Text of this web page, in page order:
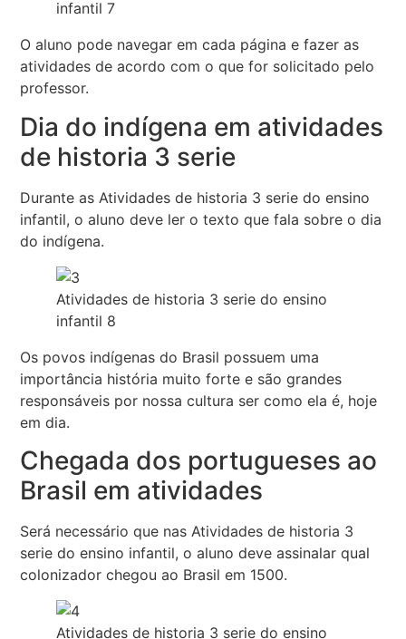
infantil 7
O aluno pode navegar em cada página e fazer as
atividades de acordo com o que for solicitado pelo
professor.
Dia do indígena em atividades
de historia 3 serie
Durante as Atividades de historia 3 serie do ensino
infantil, o aluno deve ler o texto que fala sobre o dia
do indígena.
Atividades de historia 3 serie do ensino
infantil 8
Os povos indígenas do Brasil possuem uma
importância história muito forte e são grandes
responsáveis por nossa cultura ser como ela é, hoje
em dia.
Chegada dos portugueses ao
Brasil em atividades
Será necessário que nas Atividades de historia 3
serie do ensino infantil, o aluno deve assinalar qual
colonizador chegou ao Brasil em 1500.
Atividades de historia 3 serie do ensino